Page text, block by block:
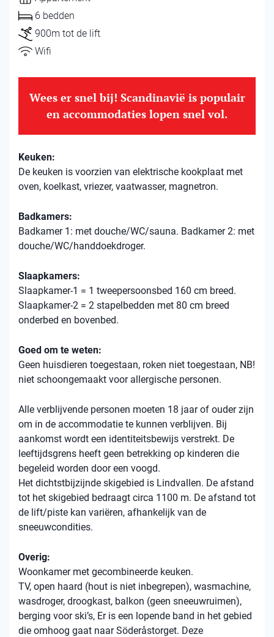
6 bedden
900m tot de lift
Wifi
Wees er snel bij! Scandinavië is populair
en accommodaties lopen snel vol.
Keuken:
De keuken is voorzien van elektrische kookplaat met
oven, koelkast, vriezer, vaatwasser, magnetron.
Badkamers:
Badkamer 1: met douche/WC/sauna. Badkamer 2: met
douche/WC/handdoekdroger.
Slaapkamers:
Slaapkamer-1 = 1 tweepersoonsbed 160 cm breed.
Slaapkamer-2 = 2 stapelbedden met 80 cm breed
onderbed en bovenbed.
Goed om te weten:
Geen huisdieren toegestaan, roken niet toegestaan, NB!
niet schoongemaakt voor allergische personen.
Alle verblijvende personen moeten 18 jaar of ouder zijn
om in de accommodatie te kunnen verblijven. Bij
aankomst wordt een identiteitsbewijs verstrekt. De
leeftijdsgrens heeft geen betrekking op kinderen die
begeleid worden door een voogd.
Het dichtstbijzijnde skigebied is Lindvallen. De afstand
tot het skigebied bedraagt ​​circa 1100 m. De afstand tot
de lift/piste kan variëren, afhankelijk van de
sneeuwcondities.
Overig:
Woonkamer met gecombineerde keuken.
TV, open haard (hout is niet inbegrepen), wasmachine,
wasdroger, droogkast, balkon (geen sneeuwruimen),
berging voor ski’s, Er is een lopende band in het gebied
die omhoog gaat naar Söderåstorget. Deze